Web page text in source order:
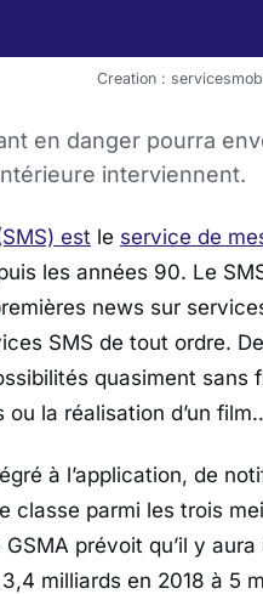
Creation :
en danger pourra
interviennent.
est le service de
les années 90. Le
news sur
SMS de tout ordre.
quasiment sans
la réalisation d’un
à l’application, de
classe parmi les trois
prévoit qu’il y
milliards en 2018 à 5